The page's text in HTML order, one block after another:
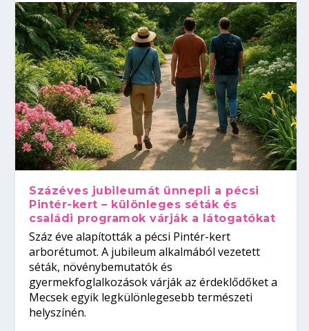
Százéves jubileumát ünnepli a pécsi
Pintér-kert – különleges séták és
családi programok várják a látogatókat
Száz éve alapították a pécsi Pintér-kert
arborétumot. A jubileum alkalmából vezetett
séták, növénybemutatók és
gyermekfoglalkozások várják az érdeklődőket a
Mecsek egyik legkülönlegesebb természeti
helyszínén.